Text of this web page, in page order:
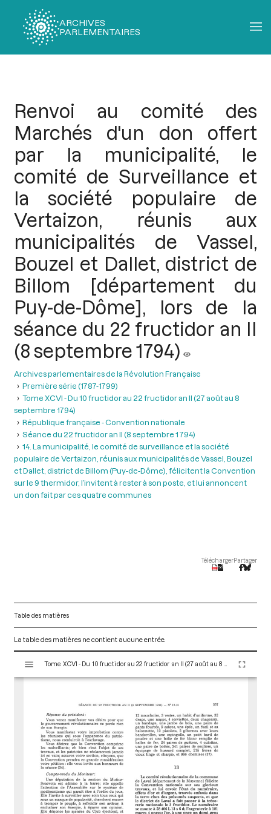
ARCHIVES
PARLEMENTAIRES
Renvoi au comité des
Marchés d'un don offert
par la municipalité, le
comité de Surveillance et
la société populaire de
Vertaizon, réunis aux
municipalités de Vassel,
Bouzel et Dallet, district de
Billom [département du
Puy-de-Dôme], lors de la
séance du 22 fructidor an II
(8 septembre 1794)
Archives parlementaires de la Révolution Française
Première série (1787-1799)
Tome XCVI - Du 10 fructidor au 22 fructidor an II (27 août au 8
septembre 1794)
République française - Convention nationale
Séance du 22 fructidor an II (8 septembre 1 794)
14. La municipalité, le comité de surveillance et la société
populaire de Vertaizon, réunis aux municipalités de Vassel, Bouzel
et Dallet, district de Billom (Puy-de-Dôme), félicitent la Convention
sur le 9 thermidor, l’invitent à rester à son poste, et lui annoncent
un don fait par ces quatre communes
TéléchargerPartager
Table des matières
La table des matières ne contient aucune entrée.
s